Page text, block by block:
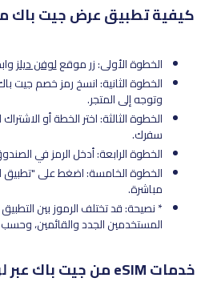
كيفية تطبيق عرض جيت باك
الخطوة الأولى: زر موقعلوفن ديلز
وتوجه إلى المتجر.
الخطوة الثالثة: اختر الخطة أو
سفرك.
الخطوة الرابعة: أدخل الرمز في
الخطوة الخامسة: اضغط على "تطبيق
مباشرة.
* نصيحة: قد تختلف الرموز بين
المستخدمين الجدد والقائمين،
خدمات eSIM من جيت باك عبر لوفن ديلز في الإمارات: